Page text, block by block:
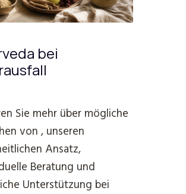
bei
Sie mehr über mögliche
von , unseren
Ansatz,
Beratung und
Unterstützung bei